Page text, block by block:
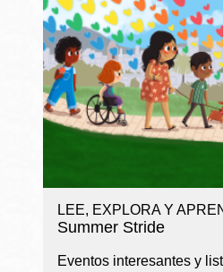
LEE, EXPLORA Y
Summer Stride
Eventos interesantes y